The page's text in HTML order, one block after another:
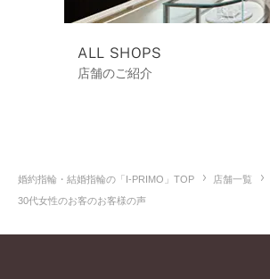
ALL SHOPS
店舗のご紹介
婚約指輪・結婚指輪の「I-PRIMO」TOP 店舗一覧
30代女性のお客のお客様の声